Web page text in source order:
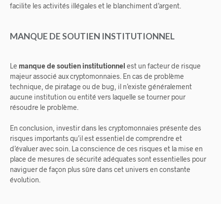
facilite les activités illégales et le blanchiment d’argent.
MANQUE DE SOUTIEN INSTITUTIONNEL
Le manque de soutien institutionnel est un facteur de risque
majeur associé aux cryptomonnaies. En cas de problème
technique, de piratage ou de bug, il n’existe généralement
aucune institution ou entité vers laquelle se tourner pour
résoudre le problème.
En conclusion, investir dans les cryptomonnaies présente des
risques importants qu’il est essentiel de comprendre et
d’évaluer avec soin. La conscience de ces risques et la mise en
place de mesures de sécurité adéquates sont essentielles pour
naviguer de façon plus sûre dans cet univers en constante
évolution.